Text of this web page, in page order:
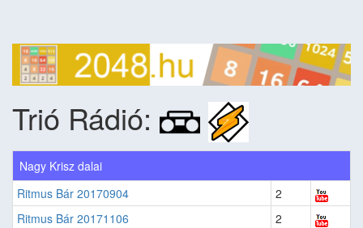
Trió Rádió:
Nagy Krisz dalai
Ritmus Bár 20170904
2
Ritmus Bár 20171106
2